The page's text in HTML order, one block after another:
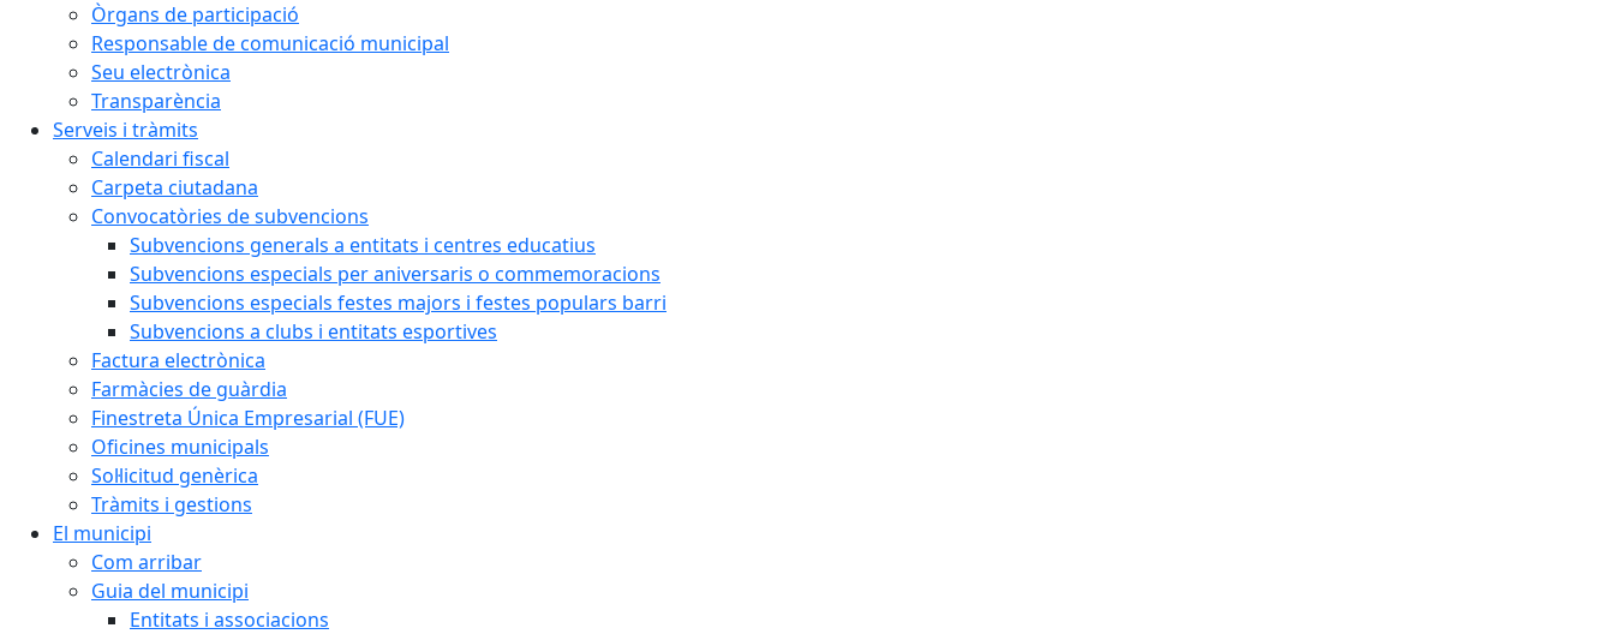
Òrgans de participació
Responsable de comunicació municipal
Seu electrònica
Transparència
Serveis i tràmits
Calendari fiscal
Carpeta ciutadana
Convocatòries de subvencions
Subvencions generals a entitats i centres educatius
Subvencions especials per aniversaris o commemoracions
Subvencions especials festes majors i festes populars barri
Subvencions a clubs i entitats esportives
Factura electrònica
Farmàcies de guàrdia
Finestreta Única Empresarial (FUE)
Oficines municipals
Sol·licitud genèrica
Tràmits i gestions
El municipi
Com arribar
Guia del municipi
Entitats i associacions